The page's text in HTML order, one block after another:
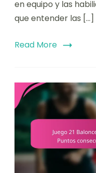
en equipo y las
que entender las […]
Read More